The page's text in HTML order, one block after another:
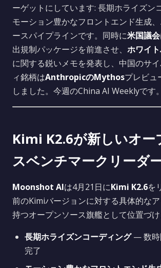
ーゲットにしています: 長期ホライズン
モーション豊かなフロントエンド生成
ースパイプラインです。同時に米国議会
出規制パッケージを前進させ、 ホワイ
に関する鋭いメモを発表し、中国のサ
ィ銘柄はAnthropicのMythosプレビュ
しました。今週のChina AI Weeklyです。
Kimi K2.6が新しいオー
スベンチマークリーダ
Moonshot AIは4月21日にKimi K2.6を
前のKimiバージョンに対する具体的な
持つオープンソース旗艦として位置づ
長期ホライズンコーディング— 数時
完了